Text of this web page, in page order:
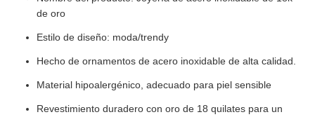
de oro
Estilo de diseño: moda/trendy
Hecho de ornamentos de acero inoxidable de alta calidad.
Material hipoalergénico, adecuado para piel sensible
Revestimiento duradero con oro de 18 quilates para un